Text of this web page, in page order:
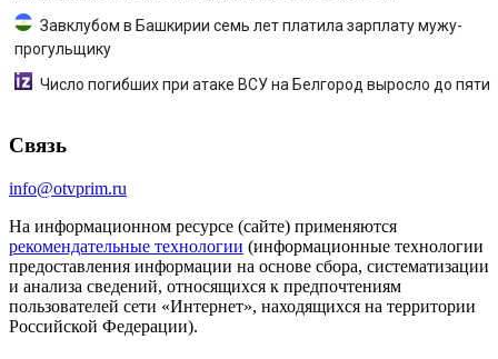
Завклубом в Башкирии семь лет платила зарплату мужу-
прогульщику
Число погибших при атаке ВСУ на Белгород выросло до пяти
Связь
info@otvprim.ru
На информационном ресурсе (сайте) применяются
рекомендательные технологии (информационные технологии
предоставления информации на основе сбора, систематизации
и анализа сведений, относящихся к предпочтениям
пользователей сети «Интернет», находящихся на территории
Российской Федерации).